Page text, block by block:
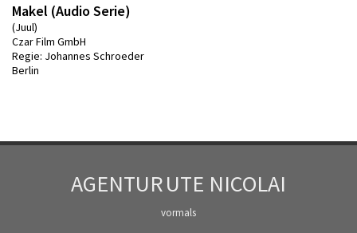
Makel (Audio Serie)
(Juul)
Czar Film GmbH
Regie: Johannes Schroeder
Berlin
AGENTURUTE NICOLAI
vormals